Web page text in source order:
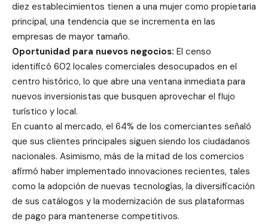
diez establecimientos tienen a una mujer como propietaria
principal, una tendencia que se incrementa en las
empresas de mayor tamaño.
Oportunidad para nuevos negocios: El censo
identificó 602 locales comerciales desocupados en el
centro histórico, lo que abre una ventana inmediata para
nuevos inversionistas que busquen aprovechar el flujo
turístico y local.
En cuanto al mercado, el 64% de los comerciantes señaló
que sus clientes principales siguen siendo los ciudadanos
nacionales. Asimismo, más de la mitad de los comercios
afirmó haber implementado innovaciones recientes, tales
como la adopción de nuevas tecnologías, la diversificación
de sus catálogos y la modernización de sus plataformas
de pago para mantenerse competitivos.